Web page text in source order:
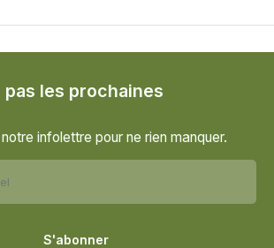
pas les prochaines
infolettre pour ne rien manquer.
S'abonner